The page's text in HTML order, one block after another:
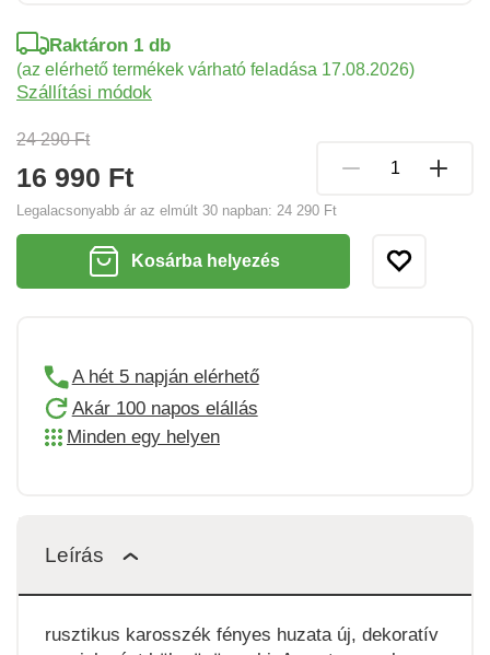
24 290 Ft
16 990 Ft
Legalacsonyabb ár az elmúlt 30 napban: 24 290 Ft
Raktáron 1 db
(az elérhető termékek várható feladása 17.08.2026)
Szállítási módok
Kosárba helyezés
A hét 5 napján elérhető
Akár 100 napos elállás
Minden egy helyen
Leírás
rusztikus karosszék fényes huzata új, dekoratív